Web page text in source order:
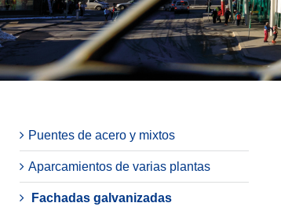
Puentes de acero y mixtos
Aparcamientos de varias plantas
Fachadas galvanizadas